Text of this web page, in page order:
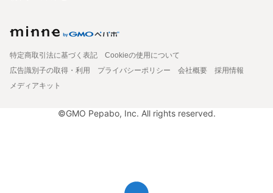
特定商取引法に基づく表記
Cookieの使用について
広告識別子の取得・利用
プライバシーポリシー 会社概要
採用情報
メディアキット
©GMO Pepabo, Inc. All rights reserved.